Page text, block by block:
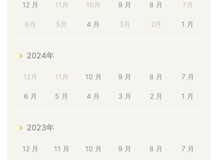
12 月 11月 10月 9 月 8 月 7月
6月 5月 4 月 3月 2月 1 月
2024年
12月 11月 10 月 9 月 8 月 7 月
6 月 5 月 4 月 3 月 2 月 1 月
2023年
12 月 11 月 10 月 9 月 8 月 7 月